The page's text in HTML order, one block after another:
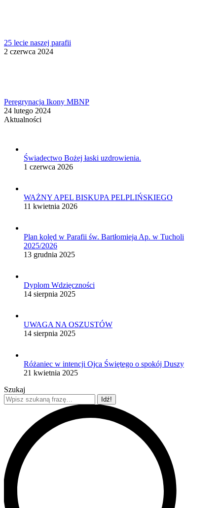
25 lecie naszej parafii
2 czerwca 2024
Peregrynacja Ikony MBNP
24 lutego 2024
Aktualności
Świadectwo Bożej łaski uzdrowienia.
1 czerwca 2026
WAŻNY APEL BISKUPA PELPLIŃSKIEGO
11 kwietnia 2026
Plan kolęd w Parafii św. Bartłomieja Ap. w Tucholi
2025/2026
13 grudnia 2025
Dyplom Wdzięczności
14 sierpnia 2025
UWAGA NA OSZUSTÓW
14 sierpnia 2025
Różaniec w intencji Ojca Świętego o spokój Duszy
21 kwietnia 2025
Szukaj
Szukaj: